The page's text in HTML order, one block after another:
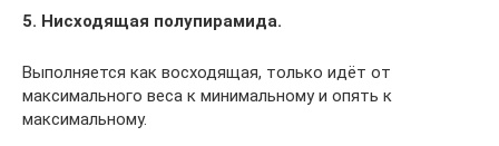
5. Нисходящая полупирамида.
Выполняется как восходящая, только идёт от
максимального веса к минимальному и опять к
максимальному.